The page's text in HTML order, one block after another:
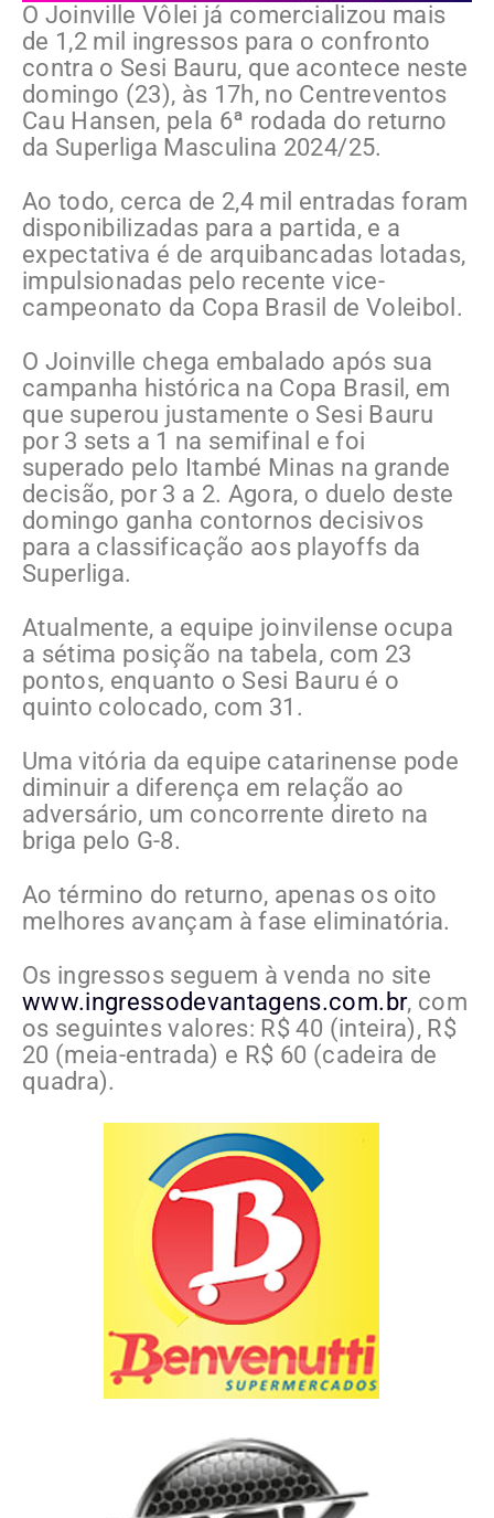
O Joinville Vôlei já comercializou mais
de 1,2 mil ingressos para o confronto
contra o Sesi Bauru, que acontece neste
domingo (23), às 17h, no Centreventos
Cau Hansen, pela 6ª rodada do returno
da Superliga Masculina 2024/25.
Ao todo, cerca de 2,4 mil entradas foram
disponibilizadas para a partida, e a
expectativa é de arquibancadas lotadas,
impulsionadas pelo recente vice-
campeonato da Copa Brasil de Voleibol.
O Joinville chega embalado após sua
campanha histórica na Copa Brasil, em
que superou justamente o Sesi Bauru
por 3 sets a 1 na semifinal e foi
superado pelo Itambé Minas na grande
decisão, por 3 a 2. Agora, o duelo deste
domingo ganha contornos decisivos
para a classificação aos playoffs da
Superliga.
Atualmente, a equipe joinvilense ocupa
a sétima posição na tabela, com 23
pontos, enquanto o Sesi Bauru é o
quinto colocado, com 31.
Uma vitória da equipe catarinense pode
diminuir a diferença em relação ao
adversário, um concorrente direto na
briga pelo G-8.
Ao término do returno, apenas os oito
melhores avançam à fase eliminatória.
Os ingressos seguem à venda no site
www.ingressodevantagens.com.br, com
os seguintes valores: R$ 40 (inteira), R$
20 (meia-entrada) e R$ 60 (cadeira de
quadra).